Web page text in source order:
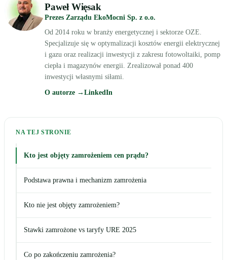
Paweł Więsak
Prezes Zarządu EkoMocni Sp. z o.o.
Od 2014 roku w branży energetycznej i sektorze OZE.
Specjalizuje się w optymalizacji kosztów energii elektrycznej
i gazu oraz realizacji inwestycji z zakresu fotowoltaiki, pomp
ciepła i magazynów energii. Zrealizował ponad 400
inwestycji własnymi siłami.
O autorze → LinkedIn
NA TEJ STRONIE
Kto jest objęty zamrożeniem cen prądu?
Podstawa prawna i mechanizm zamrożenia
Kto nie jest objęty zamrożeniem?
Stawki zamrożone vs taryfy URE 2025
Co po zakończeniu zamrożenia?